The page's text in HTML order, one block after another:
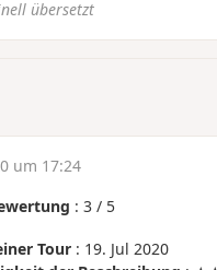
übersetzt
um 17:24
: 3 / 5
Tour : 19. Jul 2020